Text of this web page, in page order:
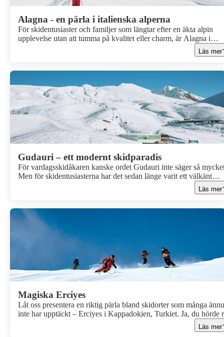
Alagna - en pärla i italienska alperna
För skidentusiaster och familjer som längtar efter en äkta alpin
upplevelse utan att tumma på kvalitet eller charm, är Alagna i
italienska Monte Rosa-massivet platsen du inte vill missa. Beläget
djupt i de mäktiga italienska Alperna, bjuder Alagna på en
Läs mer
Gudauri – ett modernt skidparadis
För vardagsskidåkaren kanske ordet Gudauri inte säger så
Men för skidentusiasterna har det sedan länge varit ett välkänt
resmål för den som söker snösäker offpiståkning i världsklassLäs mer
Magiska Erciyes
Låt oss presentera en riktig pärla bland skidorter som många ännu
inte har upptäckt – Erciyes i Kappadokien, Turkiet. Ja, du hörde
Turkiet, känd för sina vackra stränder och rika kultur, har också
fantastisk skidort som erbjuder en annorlunda och minnesvärd
Läs mer